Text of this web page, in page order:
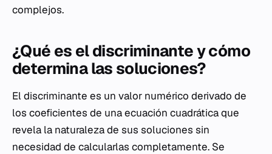
complejos.
¿Qué es el discriminante y cómo
determina las soluciones?
El discriminante es un valor numérico derivado de
los coeficientes de una ecuación cuadrática que
revela la naturaleza de sus soluciones sin
necesidad de calcularlas completamente. Se